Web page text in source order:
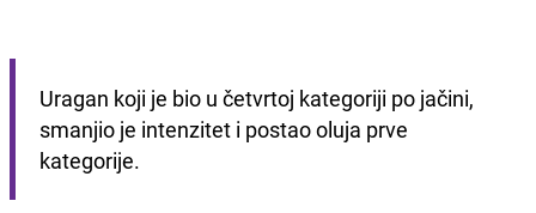
Uragan koji je bio u četvrtoj kategoriji po jačini,
smanjio je intenzitet i postao oluja prve
kategorije.